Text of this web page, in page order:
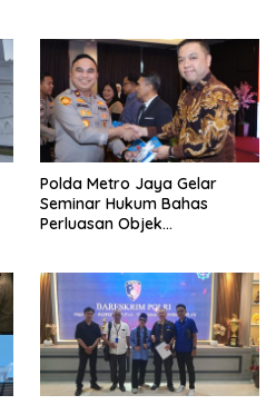
Polda Metro Jaya Gelar
Seminar Hukum Bahas
Perluasan Objek